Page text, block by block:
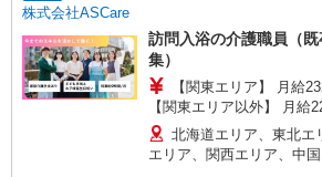
★週払いOK（規定あり）
株式会社ASCare
訪問入浴の介護職員（
集）
【関東エリア】 月給
【関東エリア以外】 月給
※勤務地域により異なり
付金手当含む ※各種手当は待
リアステップ年収モデル
北海道エリア、東北エ
エリア、関西エリア、中